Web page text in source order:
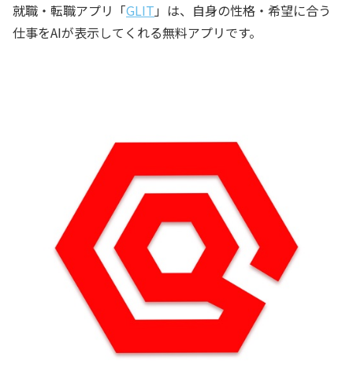
就職・転職アプリ「GLIT 」は、自身の性格・希望に合う
仕事をAIが表示してくれる無料アプリです。